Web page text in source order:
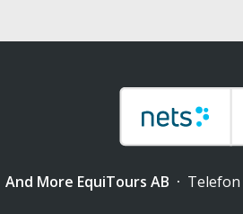
And More EquiTours AB Telefon